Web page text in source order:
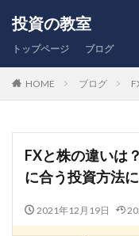
投資の教室
トップページ ブログ
HOME ブログ
FXと株の違いは
に合う投資方法
2021年12月19日